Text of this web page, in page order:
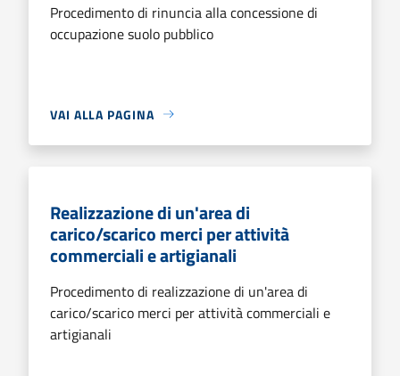
Procedimento di rinuncia alla concessione di
occupazione suolo pubblico
VAI ALLA PAGINA
Realizzazione di un'area di
carico/scarico merci per attività
commerciali e artigianali
Procedimento di realizzazione di un'area di
carico/scarico merci per attività commerciali e
artigianali